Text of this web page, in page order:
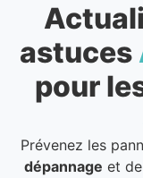
astuces
pour
Prévenez les
dépannage et de